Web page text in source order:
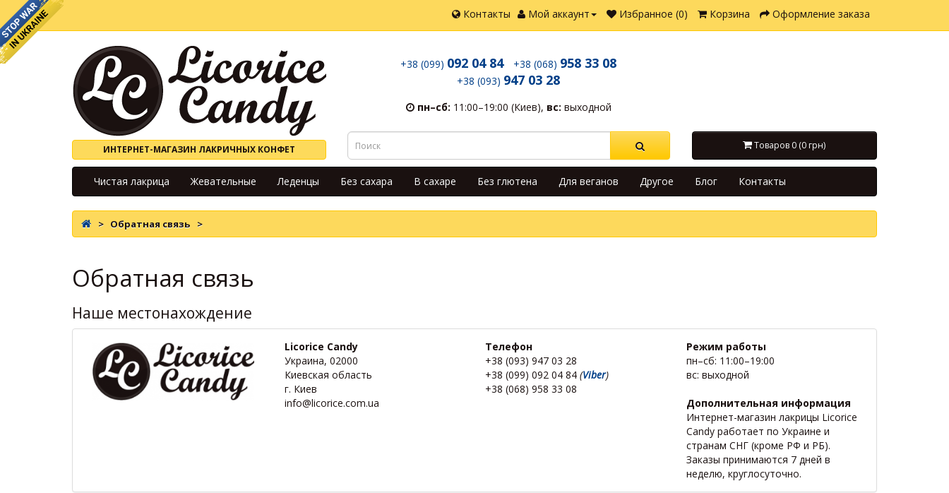
Контакты Мой аккаунт Избранное (0) Корзина Оформление заказа
ИНТЕРНЕТ-МАГАЗИН ЛАКРИЧНЫХ КОНФЕТ
+38 (099) 092 04 84 +38 (068) 958 33 08
+38 (093) 947 03 28
пн–сб: 11:00–19:00 (Киев), вс: выходной
Товаров 0 (0 грн)
Чистая лакрица Жевательные Леденцы Без сахара В сахаре Без глютена Для веганов Другое Блог Контакты
Обратная связь
Обратная связь
Наше местонахождение
Licorice Candy
Украина, 02000
Киевская область
г. Киев
info@licorice.com.ua
Телефон
+38 (093) 947 03 28
+38 (099) 092 04 84 (Viber)
+38 (068) 958 33 08
Режим работы
пн–сб: 11:00–19:00
вс: выходной
Дополнительная информация
Интернет-магазин лакрицы Licorice
Candy работает по Украине и
странам СНГ (кроме РФ и РБ).
Заказы принимаются 7 дней в
неделю, круглосуточно.